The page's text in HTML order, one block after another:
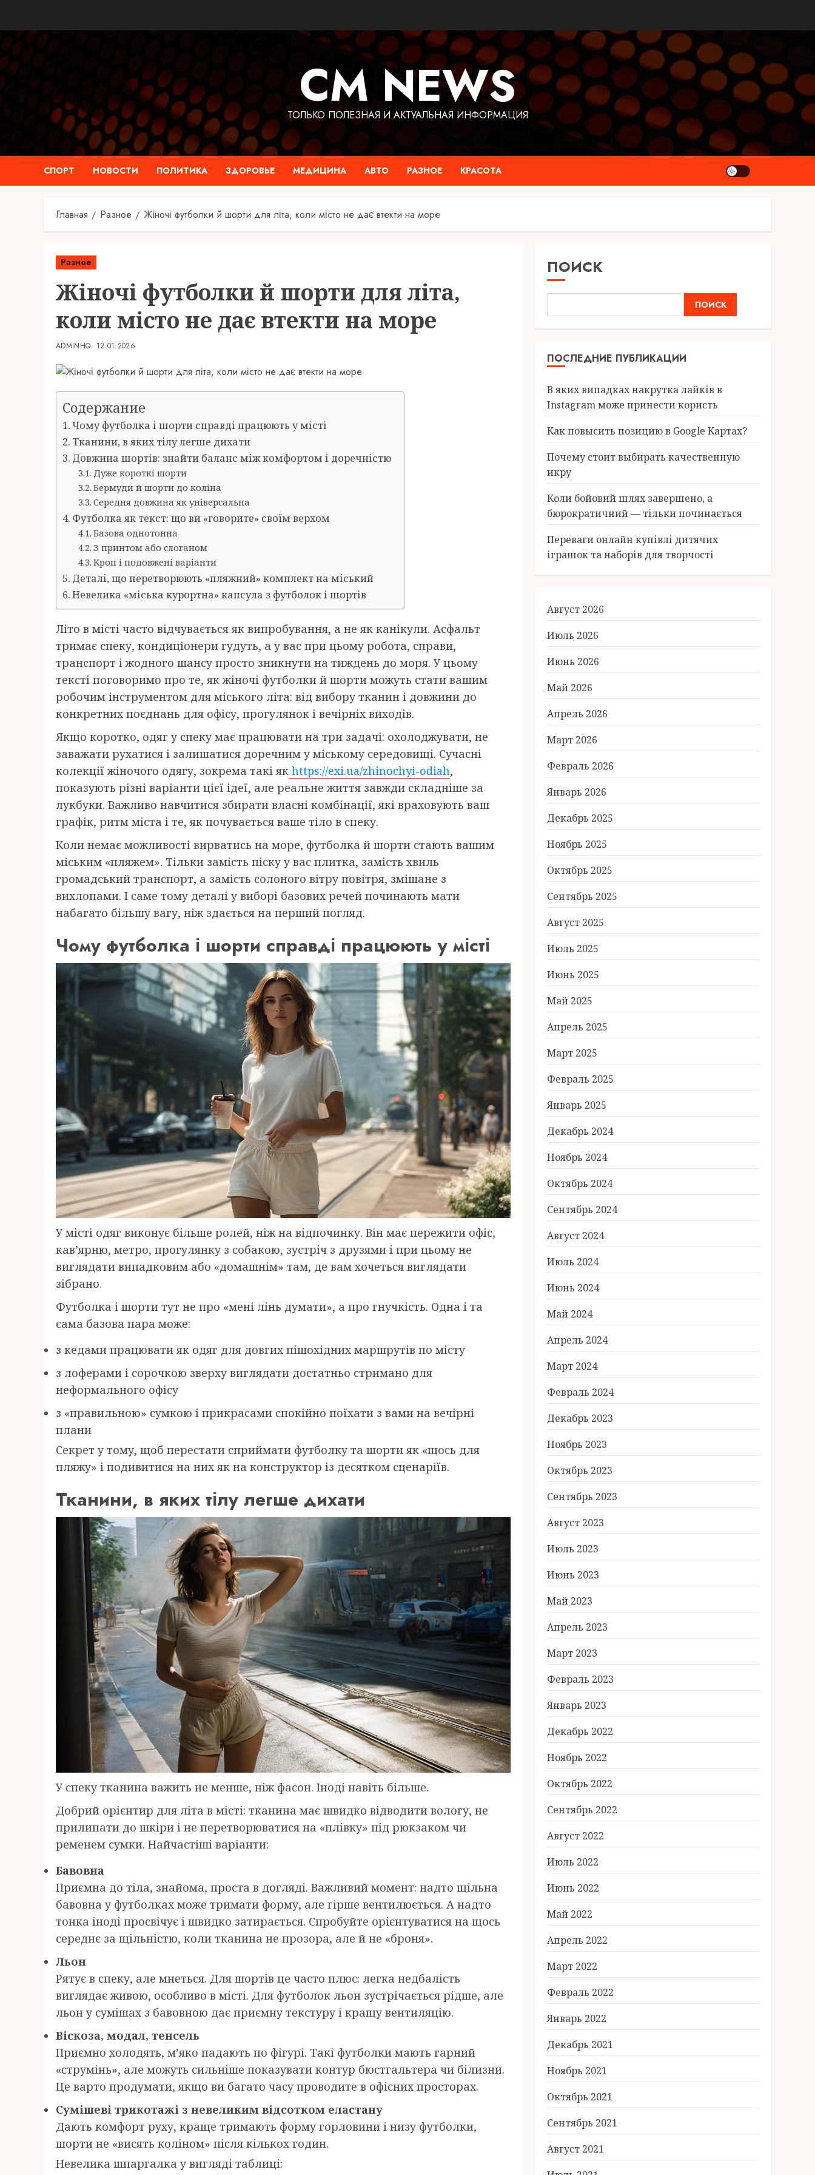
содержимому
CM NEWS
ТОЛЬКО ПОЛЕЗНАЯ И АКТУАЛЬНАЯ ИНФОРМАЦИЯ
СПОРТ НОВОСТИ ПОЛИТИКА ЗДОРОВЬЕ МЕДИЦИНА АВТО РАЗНОЕ КРАСОТА
Главная Разное Жіночі футболки й шорти для літа, коли місто не дає втекти на море
Разное
Жіночі футболки й шорти для літа,
коли місто не дає втекти на море
ADMINHQ 12.01.2026
Содержание
Чому футболка і шорти справді працюють у місті
Тканини, в яких тілу легше дихати
Довжина шортів: знайти баланс між комфортом і доречністю
Дуже короткі шорти
Бермуди й шорти до коліна
Середня довжина як універсальна
Футболка як текст: що ви «говорите» своїм верхом
Базова однотонна
З принтом або слоганом
Кроп і подовжені варіанти
Деталі, що перетворюють «пляжний» комплект на міський
Невелика «міська курортна» капсула з футболок і шортів
Літо в місті часто відчувається як випробування, а не як канікули. Асфальт
тримає спеку, кондиціонери гудуть, а у вас при цьому робота, справи,
транспорт і жодного шансу просто зникнути на тиждень до моря. У цьому
тексті поговоримо про те, як жіночі футболки й шорти можуть стати вашим
робочим інструментом для міського літа: від вибору тканин і довжини до
конкретних поєднань для офісу, прогулянок і вечірніх виходів.
Якщо коротко, одяг у спеку має працювати на три задачі: охолоджувати, не
заважати рухатися і залишатися доречним у міському середовищі. Сучасні
колекції жіночого одягу, зокрема такі як https://exi.ua/zhinochyi-odiah,
показують різні варіанти цієї ідеї, але реальне життя завжди складніше за
лукбуки. Важливо навчитися збирати власні комбінації, які враховують ваш
графік, ритм міста і те, як почувається ваше тіло в спеку.
Коли немає можливості вирватись на море, футболка й шорти стають вашим
міським «пляжем». Тільки замість піску у вас плитка, замість хвиль
громадський транспорт, а замість солоного вітру повітря, змішане з
вихлопами. І саме тому деталі у виборі базових речей починають мати
набагато більшу вагу, ніж здається на перший погляд.
Чому футболка і шорти справді працюють у місті
У місті одяг виконує більше ролей, ніж на відпочинку. Він має пережити офіс,
кав’ярню, метро, прогулянку з собакою, зустріч з друзями і при цьому не
виглядати випадковим або «домашнім» там, де вам хочеться виглядати
зібрано.
Футболка і шорти тут не про «мені лінь думати», а про гнучкість. Одна і та
сама базова пара може:
з кедами працювати як одяг для довгих пішохідних маршрутів по місту
з лоферами і сорочкою зверху виглядати достатньо стримано для
неформального офісу
з «правильною» сумкою і прикрасами спокійно поїхати з вами на вечірні
плани
Секрет у тому, щоб перестати сприймати футболку та шорти як «щось для
пляжу» і подивитися на них як на конструктор із десятком сценаріїв.
Тканини, в яких тілу легше дихати
У спеку тканина важить не менше, ніж фасон. Іноді навіть більше.
Добрий орієнтир для літа в місті: тканина має швидко відводити вологу, не
прилипати до шкіри і не перетворюватися на «плівку» під рюкзаком чи
ременем сумки. Найчастіші варіанти:
Бавовна
Приємна до тіла, знайома, проста в догляді. Важливий момент: надто щільна
бавовна у футболках може тримати форму, але гірше вентилюється. А надто
тонка іноді просвічує і швидко затирається. Спробуйте орієнтуватися на щось
середнє за щільністю, коли тканина не прозора, але й не «броня».
Льон
Рятує в спеку, але мнеться. Для шортів це часто плюс: легка недбалість
виглядає живою, особливо в місті. Для футболок льон зустрічається рідше, але
льон у сумішах з бавовною дає приємну текстуру і кращу вентиляцію.
Віскоза, модал, тенсель
Приємно холодять, м’яко падають по фігурі. Такі футболки мають гарний
«струмінь», але можуть сильніше показувати контур бюстгальтера чи білизни.
Це варто продумати, якщо ви багато часу проводите в офісних просторах.
Сумішеві трикотажі з невеликим відсотком еластану
Дають комфорт руху, краще тримають форму горловини і низу футболки,
шорти не «висять коліном» після кількох годин.
Невелика шпаргалка у вигляді таблиці:
ПОИСК
ПОИСК
ПОСЛЕДНИЕ ПУБЛИКАЦИИ
В яких випадках накрутка лайків в
Instagram може принести користь
Как повысить позицию в Google Картах?
Почему стоит выбирать качественную
икру
Коли бойовий шлях завершено, а
бюрократичний — тільки починається
Переваги онлайн купівлі дитячих
іграшок та наборів для творчості
Август 2026
Июль 2026
Июнь 2026
Май 2026
Апрель 2026
Март 2026
Февраль 2026
Январь 2026
Декабрь 2025
Ноябрь 2025
Октябрь 2025
Сентябрь 2025
Август 2025
Июль 2025
Июнь 2025
Май 2025
Апрель 2025
Март 2025
Февраль 2025
Январь 2025
Декабрь 2024
Ноябрь 2024
Октябрь 2024
Сентябрь 2024
Август 2024
Июль 2024
Июнь 2024
Май 2024
Апрель 2024
Март 2024
Февраль 2024
Декабрь 2023
Ноябрь 2023
Октябрь 2023
Сентябрь 2023
Август 2023
Июль 2023
Июнь 2023
Май 2023
Апрель 2023
Март 2023
Февраль 2023
Январь 2023
Декабрь 2022
Ноябрь 2022
Октябрь 2022
Сентябрь 2022
Август 2022
Июль 2022
Июнь 2022
Май 2022
Апрель 2022
Март 2022
Февраль 2022
Январь 2022
Декабрь 2021
Ноябрь 2021
Октябрь 2021
Сентябрь 2021
Август 2021